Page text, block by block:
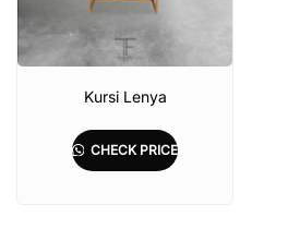
Kursi Lenya
CHECK PRICE